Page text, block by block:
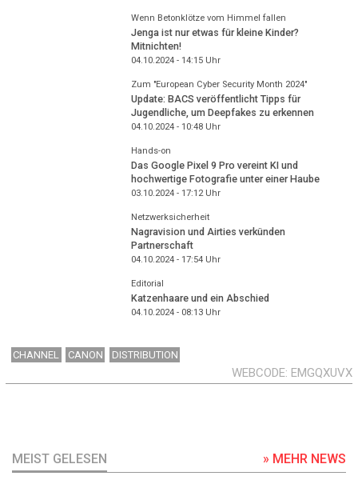
Wenn Betonklötze vom Himmel fallen
Jenga ist nur etwas für kleine Kinder?
Mitnichten!
04.10.2024 - 14:15Uhr
Zum "European Cyber Security Month 2024"
Update: BACS veröffentlicht Tipps für
Jugendliche, um Deepfakes zu erkennen
04.10.2024 - 10:48Uhr
Hands-on
Das Google Pixel 9 Pro vereint KI und
hochwertige Fotografie unter einer Haube
03.10.2024 - 17:12Uhr
Netzwerksicherheit
Nagravision und Airties verkünden
Partnerschaft
04.10.2024 - 17:54Uhr
Editorial
Katzenhaare und ein Abschied
04.10.2024 - 08:13Uhr
CHANNEL CANON DISTRIBUTION
WEBCODE EMGQXUVX
MEIST GELESEN » MEHR NEWS